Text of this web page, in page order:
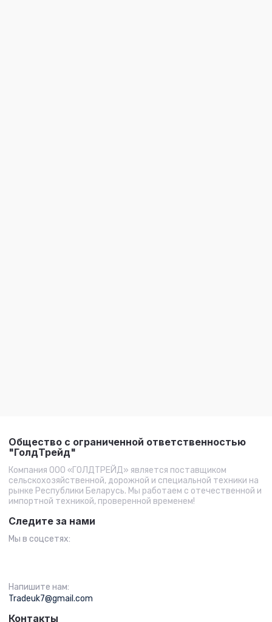
Общество с ограниченной ответственностью
"ГолдТрейд"
Компания ООО «ГОЛДТРЕЙД» является поставщиком
сельскохозяйственной, дорожной и специальной техники на
рынке Республики Беларусь. Мы работаем с отечественной и
импортной техникой, проверенной временем!
Следите за нами
Мы в соцсетях:
Напишите нам:
Tradeuk7@gmail.com
Контакты